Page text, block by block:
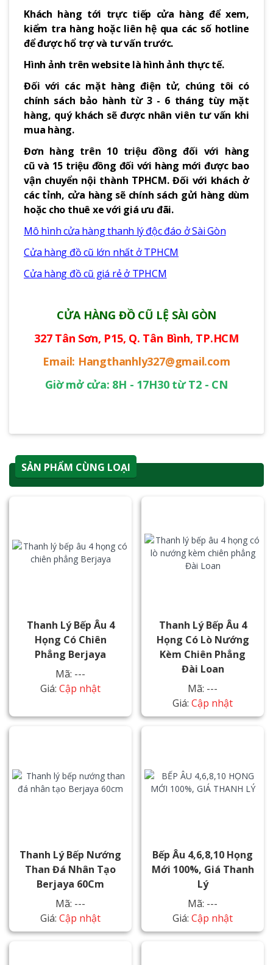
Khách hàng tới trực tiếp cửa hàng để xem,
kiểm tra hàng hoặc liên hệ qua các số hotline
để được hổ trợ và tư vấn trước.
Hình ảnh trên website là hình ảnh thực tế.
Đối với các mặt hàng điện tử, chúng tôi có
chính sách bảo hành từ 3 - 6 tháng tùy mặt
hàng, quý khách sẽ được nhân viên tư vấn khi
mua hàng.
Đơn hàng trên 10 triệu đồng đối với hàng
cũ và 15 triệu đồng đối với hàng mới được bao
vận chuyển nội thành TPHCM. Đối với khách ở
các tỉnh, cửa hàng sẽ chính sách gửi hàng dùm
hoặc cho thuê xe với giá ưu đãi.
Mô hình cửa hàng thanh lý độc đáo ở Sài Gòn
Cửa hàng đồ cũ lớn nhất ở TPHCM
Cửa hàng đồ cũ giá rẻ ở TPHCM
CỬA HÀNG ĐỒ CŨ LỆ SÀI GÒN
327 Tân Sơn, P15, Q. Tân Bình, TP.HCM
Email: Hangthanhly327@gmail.com
Giờ mở cửa: 8H - 17H30 từ T2 - CN
SẢN PHẨM CÙNG LOẠI
Thanh Lý Bếp Âu 4
Họng Có Chiên
Phẳng Berjaya
Mã: ---
Giá: Cập nhật
Thanh Lý Bếp Âu 4
Họng Có Lò Nướng
Kèm Chiên Phẳng
Đài Loan
Mã: ---
Giá: Cập nhật
Thanh Lý Bếp Nướng
Than Đá Nhân Tạo
Berjaya 60Cm
Mã: ---
Giá: Cập nhật
Bếp Âu 4,6,8,10 Họng
Mới 100%, Giá Thanh
Lý
Mã: ---
Giá: Cập nhật